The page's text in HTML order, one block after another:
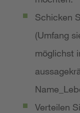
Schicken
(Umfang
möglichst
Verteilen